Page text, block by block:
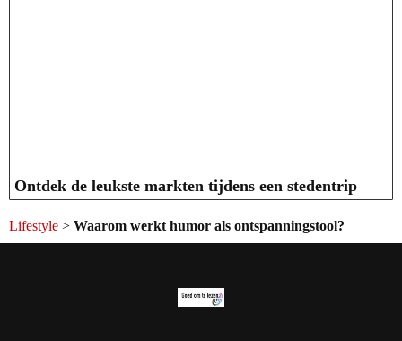
Ontdek de leukste markten tijdens een stedentrip
Lifestyle > Waarom werkt humor als ontspanningstool?